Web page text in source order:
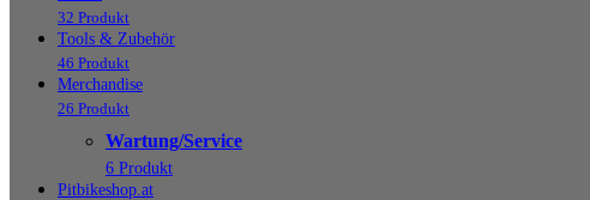
32 Produkt
Tools & Zubehör
46 Produkt
Merchandise
26 Produkt
Wartung/Service
6 Produkt
Pitbikeshop.at